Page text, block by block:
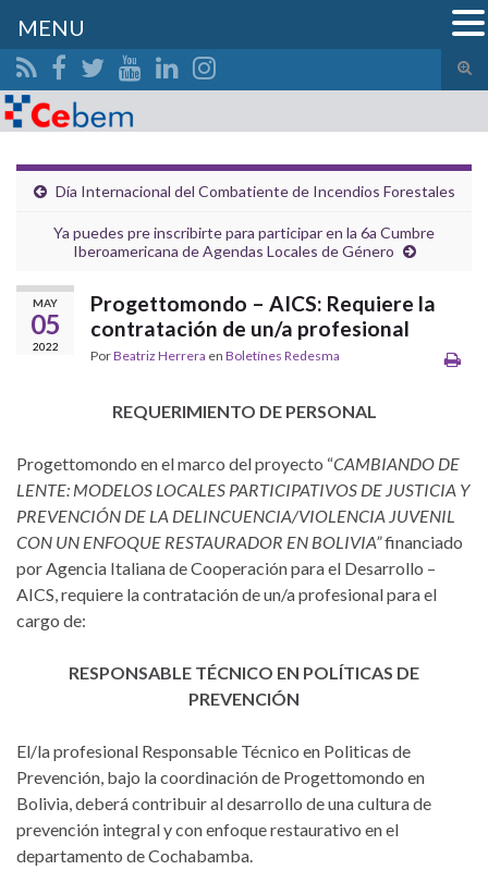
el
Search for:
Día Internacional del Combatiente de Incendios Forestales
Ya puedes pre inscribirte para participar en la 6a Cumbre
Iberoamericana de Agendas Locales de Género
MAY
05
2022
Progettomondo – AICS: Requiere la
contratación de un/a profesional
PorBeatriz Herrera en Boletínes Redesma
REQUERIMIENTO DE PERSONAL
Progettomondo en el marco del proyecto “CAMBIANDO DE
LENTE: MODELOS LOCALES PARTICIPATIVOS DE JUSTICIA Y
PREVENCIÓN DE LA DELINCUENCIA/VIOLENCIA JUVENIL
CON UN ENFOQUE RESTAURADOR EN BOLIVIA”financiado
por Agencia Italiana de Cooperación para el Desarrollo –
AICS, requiere la contratación de un/a profesional para el
cargo de:
RESPONSABLE TÉCNICO EN POLÍTICAS DE
PREVENCIÓN
El/la profesional Responsable Técnico en Politicas de
Prevención, bajo la coordinación de Progettomondo en
Bolivia, deberá contribuir al desarrollo de una cultura de
prevención integral y con enfoque restaurativo en el
departamento de Cochabamba.
MENU